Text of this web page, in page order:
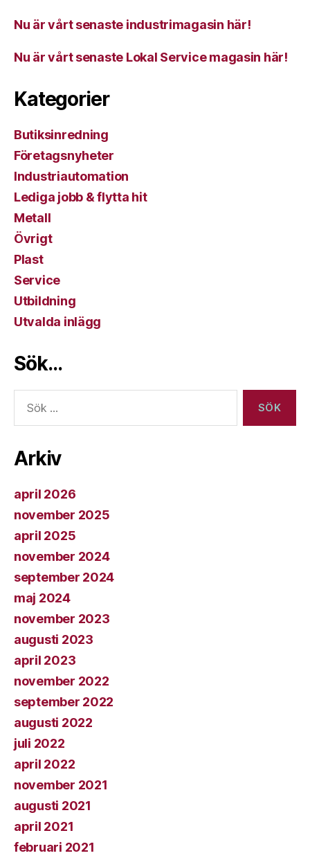
Nu är vårt senaste industrimagasin här!
Nu är vårt senaste Lokal Service magasin här!
Kategorier
Butiksinredning
Företagsnyheter
Industriautomation
Lediga jobb & flytta hit
Metall
Övrigt
Plast
Service
Utbildning
Utvalda inlägg
Sök…
efter:
Arkiv
april 2026
november 2025
april 2025
november 2024
september 2024
maj 2024
november 2023
augusti 2023
april 2023
november 2022
september 2022
augusti 2022
juli 2022
april 2022
november 2021
augusti 2021
april 2021
februari 2021